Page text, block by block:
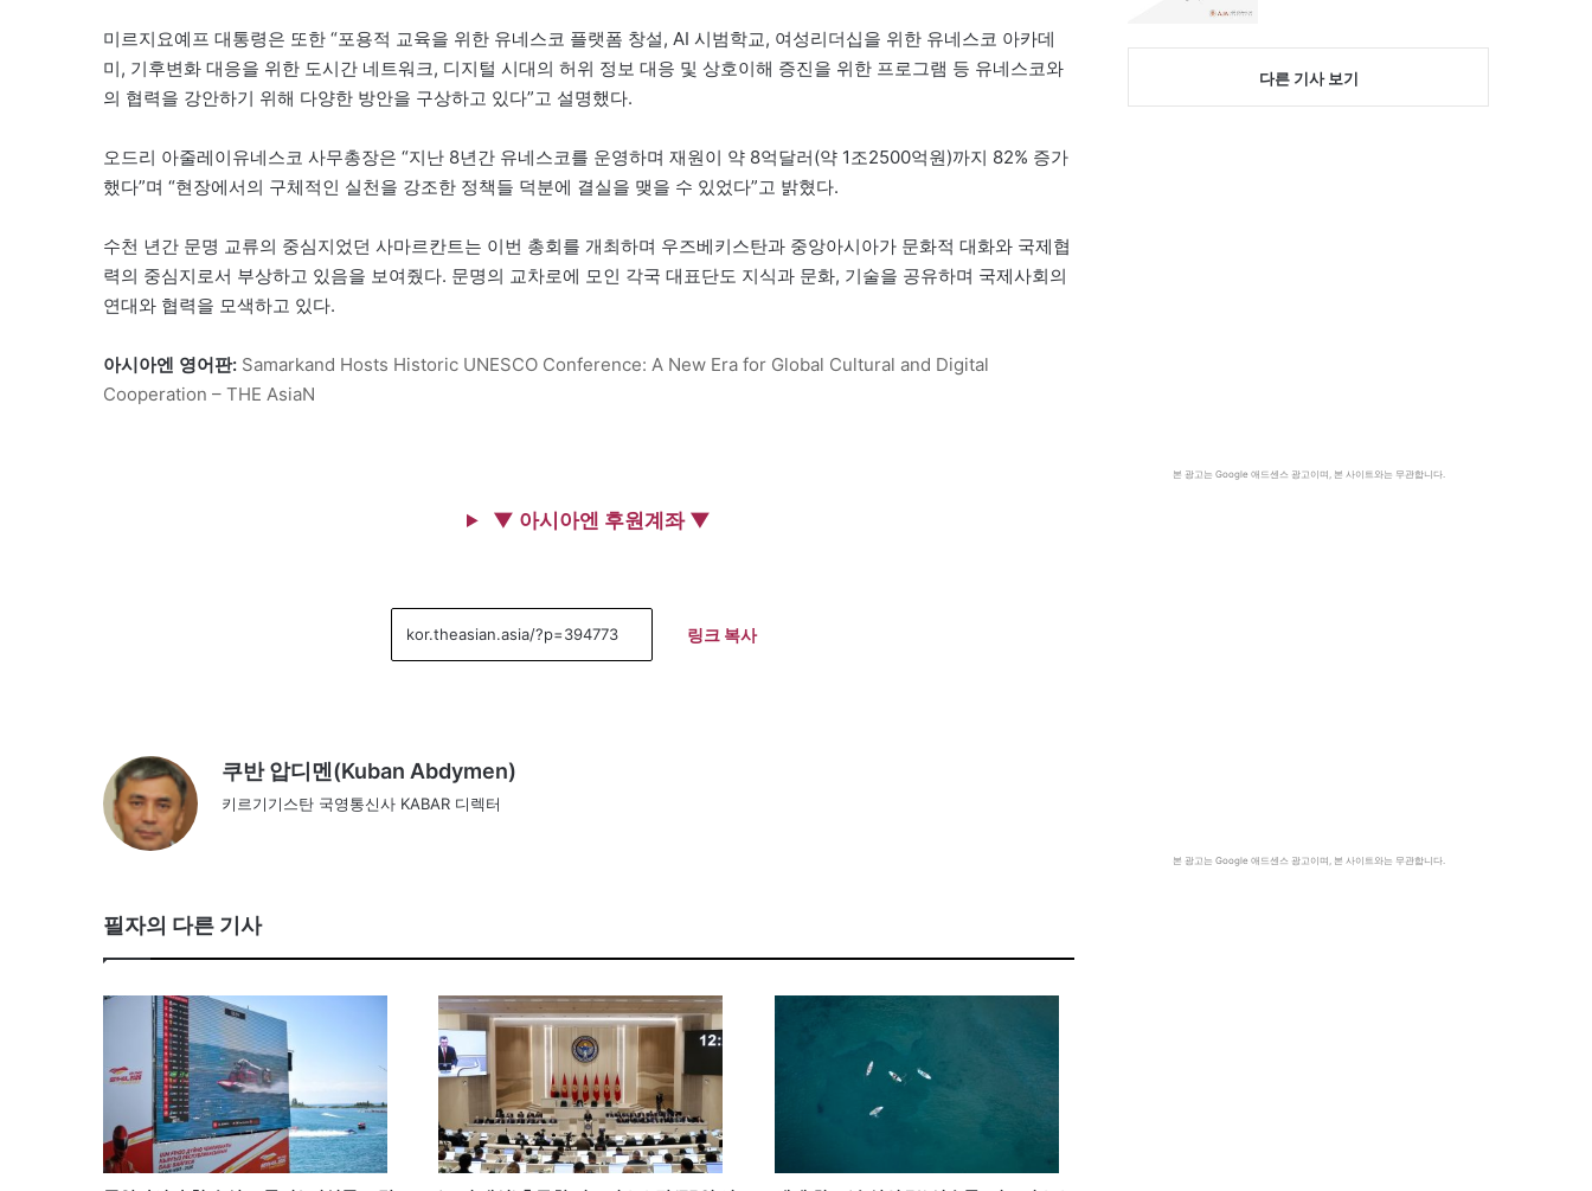
미르지요예프 대통령은 또한 “포용적 교육을 위한 유네스코 플랫폼 창설, AI 시범학교, 여성리더십을 위한 유네스코 아카데
미, 기후변화 대응을 위한 도시간 네트워크, 디지털 시대의 허위 정보 대응 및 상호이해 증진을 위한 프로그램 등 유네스코와
의 협력을 강안하기 위해 다양한 방안을 구상하고 있다”고 설명했다.
오드리 아줄레이유네스코 사무총장은 “지난 8년간 유네스코를 운영하며 재원이 약 8억달러(약 1조2500억원)까지 82% 증가
했다”며 “현장에서의 구체적인 실천을 강조한 정책들 덕분에 결실을 맺을 수 있었다”고 밝혔다.
수천 년간 문명 교류의 중심지었던 사마르칸트는 이번 총회를 개최하며 우즈베키스탄과 중앙아시아가 문화적 대화와 국제협
력의 중심지로서 부상하고 있음을 보여줬다. 문명의 교차로에 모인 각국 대표단도 지식과 문화, 기술을 공유하며 국제사회의
연대와 협력을 모색하고 있다.
아시아엔 영어판: Samarkand Hosts Historic UNESCO Conference: A New Era for Global Cultural and Digital
Cooperation – THE AsiaN
▼ 아시아엔 후원계좌 ▼
링크 복사
쿠반 압디멘(Kuban Abdymen)
키르기기스탄 국영통신사 KABAR 디렉터
필자의 다른 기사
다른 기사 보기
본 광고는 Google 애드센스 광고이며, 본 사이트와는 무관합니다.
본 광고는 Google 애드센스 광고이며, 본 사이트와는 무관합니다.